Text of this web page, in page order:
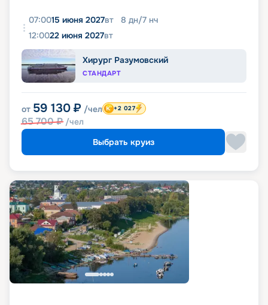
07:0015 июня 2027вт 8 дн/7 нч
12:0022 июня 2027вт
Хирург Разумовский
СТАНДАРТ
от 59 130 ₽ /чел
65 700₽ /чел
+2 027
Выбрать круиз